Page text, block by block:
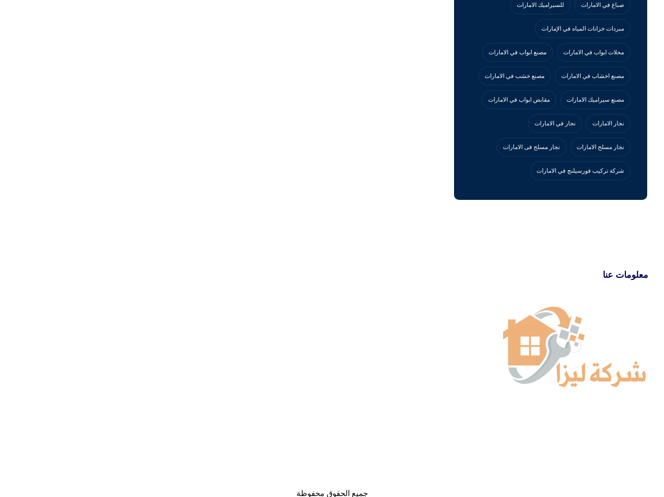
صباغ في الامارات للسيراميك الامارات
مبردات خزانات المياه في الإمارات
محلات ابواب في الامارات مصنع ابواب في الامارات
مصنع اخشاب في الامارات مصنع خشب في الامارات
مصنع سيراميك الامارات مقابض ابواب في الامارات
نجار الامارات نجار في الامارات
نجار مسلح الامارات نجار مسلح فى الامارات
‏شركة تركيب فورسيلنج في الامارات
معلومات عنا
جميع الحقوق محفوظة